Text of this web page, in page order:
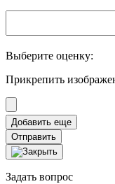
Выберите оценку:
Прикрепить
Отправить
Задать вопрос